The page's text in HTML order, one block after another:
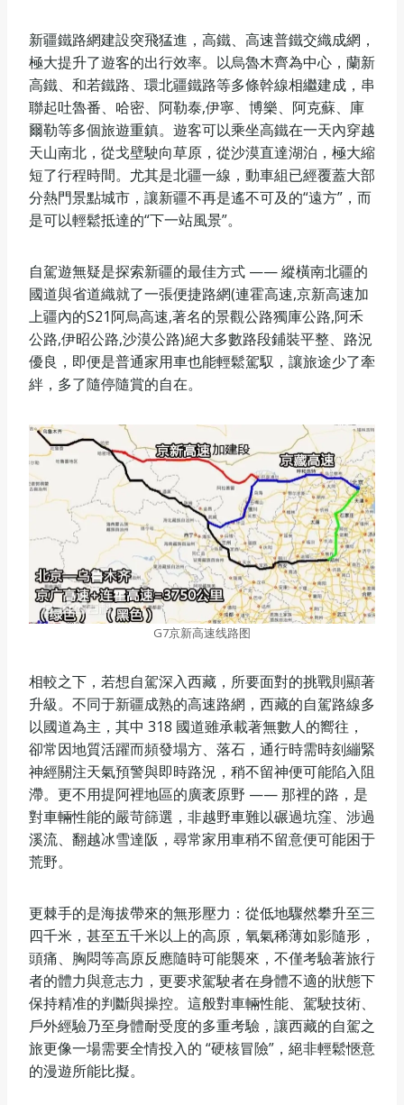
新疆鐵路網建設突飛猛進，高鐵、高速普鐵交織成網，
極大提升了遊客的出行效率。以烏魯木齊為中心，蘭新
高鐵、和若鐵路、環北疆鐵路等多條幹線相繼建成，串
聯起吐魯番、哈密、阿勒泰,伊寧、博樂、阿克蘇、庫
爾勒等多個旅遊重鎮。遊客可以乘坐高鐵在一天內穿越
天山南北，從戈壁駛向草原，從沙漠直達湖泊，極大縮
短了行程時間。尤其是北疆一線，動車組已經覆蓋大部
分熱門景點城市，讓新疆不再是遙不可及的“遠方”，而
是可以輕鬆抵達的“下一站風景”。
自駕遊無疑是探索新疆的最佳方式 —— 縱橫南北疆的
國道與省道織就了一張便捷路網(連霍高速,京新高速加
上疆內的S21阿烏高速,著名的景觀公路獨庫公路,阿禾
公路,伊昭公路,沙漠公路)絕大多數路段鋪裝平整、路況
優良，即便是普通家用車也能輕鬆駕馭，讓旅途少了牽
絆，多了隨停隨賞的自在。
G7京新高速线路图
相較之下，若想自駕深入西藏，所要面對的挑戰則顯著
升級。不同于新疆成熟的高速路網，西藏的自駕路線多
以國道為主，其中 318 國道雖承載著無數人的嚮往，
卻常因地質活躍而頻發塌方、落石，通行時需時刻繃緊
神經關注天氣預警與即時路況，稍不留神便可能陷入阻
滯。更不用提阿裡地區的廣袤原野 —— 那裡的路，是
對車輛性能的嚴苛篩選，非越野車難以碾過坑窪、涉過
溪流、翻越冰雪達阪，尋常家用車稍不留意便可能困于
荒野。
更棘手的是海拔帶來的無形壓力：從低地驟然攀升至三
四千米，甚至五千米以上的高原，氧氣稀薄如影隨形，
頭痛、胸悶等高原反應隨時可能襲來，不僅考驗著旅行
者的體力與意志力，更要求駕駛者在身體不適的狀態下
保持精准的判斷與操控。這般對車輛性能、駕駛技術、
戶外經驗乃至身體耐受度的多重考驗，讓西藏的自駕之
旅更像一場需要全情投入的 “硬核冒險”，絕非輕鬆愜意
的漫遊所能比擬。